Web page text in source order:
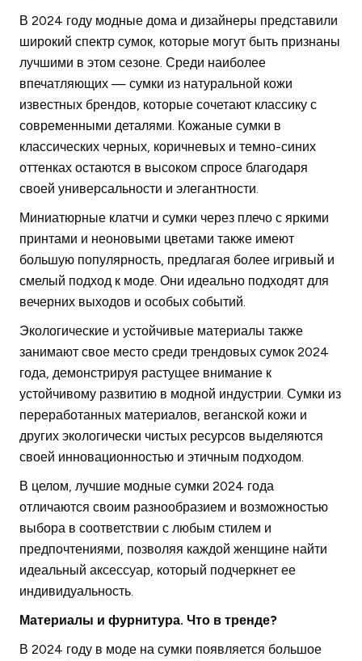
В 2024 году модные дома и дизайнеры представили
широкий спектр сумок, которые могут быть признаны
лучшими в этом сезоне. Среди наиболее
впечатляющих — сумки из натуральной кожи
известных брендов, которые сочетают классику с
современными деталями. Кожаные сумки в
классических черных, коричневых и темно-синих
оттенках остаются в высоком спросе благодаря
своей универсальности и элегантности.
Миниатюрные клатчи и сумки через плечо с яркими
принтами и неоновыми цветами также имеют
большую популярность, предлагая более игривый и
смелый подход к моде. Они идеально подходят для
вечерних выходов и особых событий.
Экологические и устойчивые материалы также
занимают свое место среди трендовых сумок 2024
года, демонстрируя растущее внимание к
устойчивому развитию в модной индустрии. Сумки из
переработанных материалов, веганской кожи и
других экологически чистых ресурсов выделяются
своей инновационностью и этичным подходом.
В целом, лучшие модные сумки 2024 года
отличаются своим разнообразием и возможностью
выбора в соответствии с любым стилем и
предпочтениями, позволяя каждой женщине найти
идеальный аксессуар, который подчеркнет ее
индивидуальность.
Материалы и фурнитура. Что в тренде?
В 2024 году в моде на сумки появляется большое